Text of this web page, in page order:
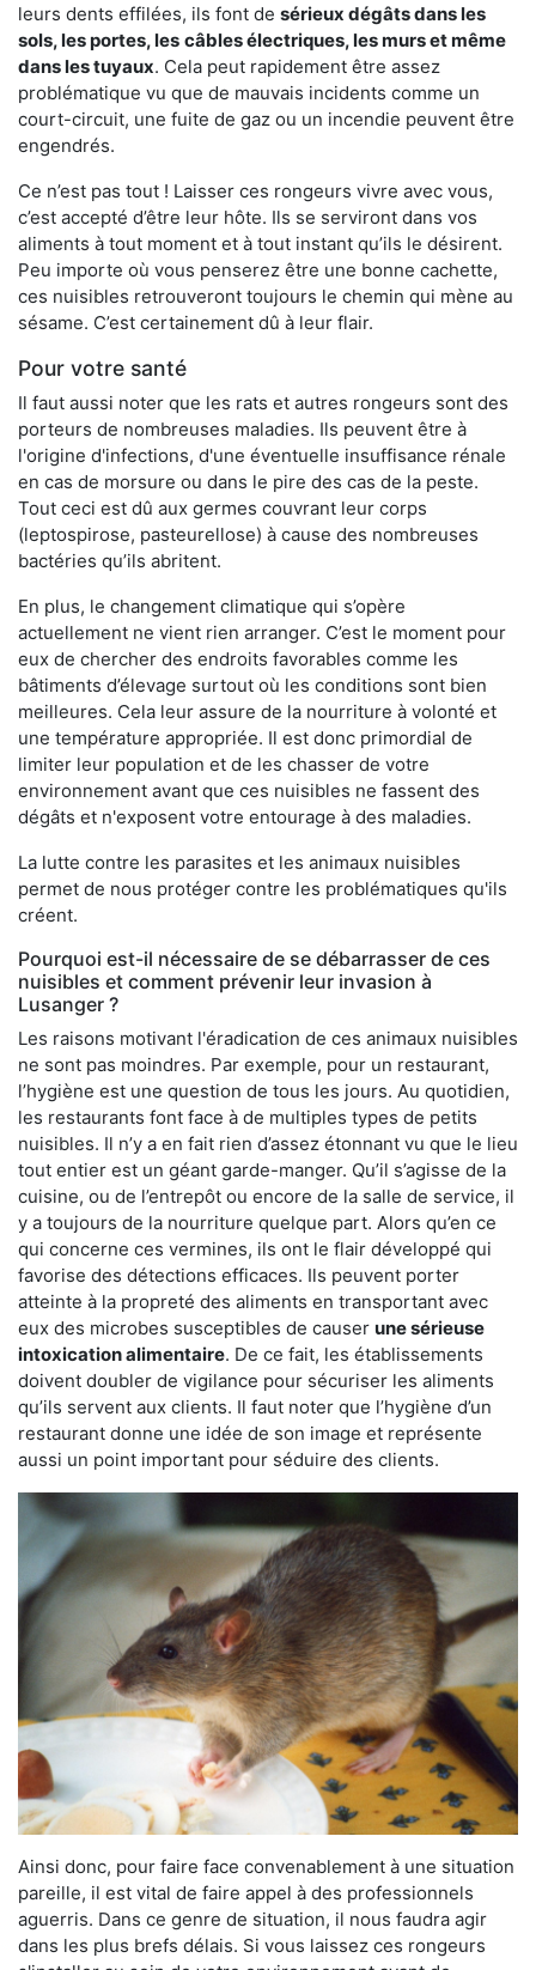
leurs dents effilées, ils font de sérieux dégâts dans les
sols, les portes, les câbles électriques, les murs et même
dans les tuyaux. Cela peut rapidement être assez
problématique vu que de mauvais incidents comme un
court-circuit, une fuite de gaz ou un incendie peuvent être
engendrés.
Ce n’est pas tout ! Laisser ces rongeurs vivre avec vous,
c’est accepté d’être leur hôte. Ils se serviront dans vos
aliments à tout moment et à tout instant qu’ils le désirent.
Peu importe où vous penserez être une bonne cachette,
ces nuisibles retrouveront toujours le chemin qui mène au
sésame. C’est certainement dû à leur flair.
Pour votre santé
Il faut aussi noter que les rats et autres rongeurs sont des
porteurs de nombreuses maladies. Ils peuvent être à
l'origine d'infections, d'une éventuelle insuffisance rénale
en cas de morsure ou dans le pire des cas de la peste.
Tout ceci est dû aux germes couvrant leur corps
(leptospirose, pasteurellose) à cause des nombreuses
bactéries qu’ils abritent.
En plus, le changement climatique qui s’opère
actuellement ne vient rien arranger. C’est le moment pour
eux de chercher des endroits favorables comme les
bâtiments d’élevage surtout où les conditions sont bien
meilleures. Cela leur assure de la nourriture à volonté et
une température appropriée. Il est donc primordial de
limiter leur population et de les chasser de votre
environnement avant que ces nuisibles ne fassent des
dégâts et n'exposent votre entourage à des maladies.
La lutte contre les parasites et les animaux nuisibles
permet de nous protéger contre les problématiques qu'ils
créent.
Pourquoi est-il nécessaire de se débarrasser de ces
nuisibles et comment prévenir leur invasion à
Lusanger ?
Les raisons motivant l'éradication de ces animaux nuisibles
ne sont pas moindres. Par exemple, pour un restaurant,
l’hygiène est une question de tous les jours. Au quotidien,
les restaurants font face à de multiples types de petits
nuisibles. Il n’y a en fait rien d’assez étonnant vu que le lieu
tout entier est un géant garde-manger. Qu’il s’agisse de la
cuisine, ou de l’entrepôt ou encore de la salle de service, il
y a toujours de la nourriture quelque part. Alors qu’en ce
qui concerne ces vermines, ils ont le flair développé qui
favorise des détections efficaces. Ils peuvent porter
atteinte à la propreté des aliments en transportant avec
eux des microbes susceptibles de causer une sérieuse
intoxication alimentaire. De ce fait, les établissements
doivent doubler de vigilance pour sécuriser les aliments
qu’ils servent aux clients. Il faut noter que l’hygiène d’un
restaurant donne une idée de son image et représente
aussi un point important pour séduire des clients.
Ainsi donc, pour faire face convenablement à une situation
pareille, il est vital de faire appel à des professionnels
aguerris. Dans ce genre de situation, il nous faudra agir
dans les plus brefs délais. Si vous laissez ces rongeurs